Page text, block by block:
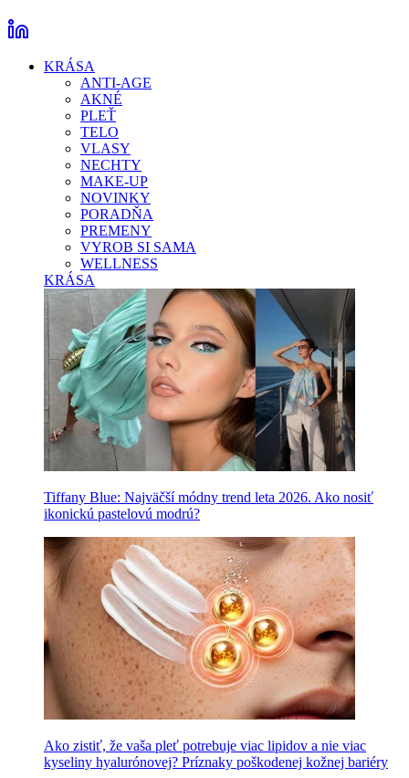
KRÁSA
ANTI-AGE
AKNÉ
PLEŤ
TELO
VLASY
NECHTY
MAKE-UP
NOVINKY
PORADŇA
PREMENY
VYROB SI SAMA
WELLNESS
KRÁSA
Tiffany Blue: Najväčší módny trend leta 2026. Ako nosiť
ikonickú pastelovú modrú?
Ako zistiť, že vaša pleť potrebuje viac lipidov a nie viac
kyseliny hyalurónovej? Príznaky poškodenej kožnej bariéry